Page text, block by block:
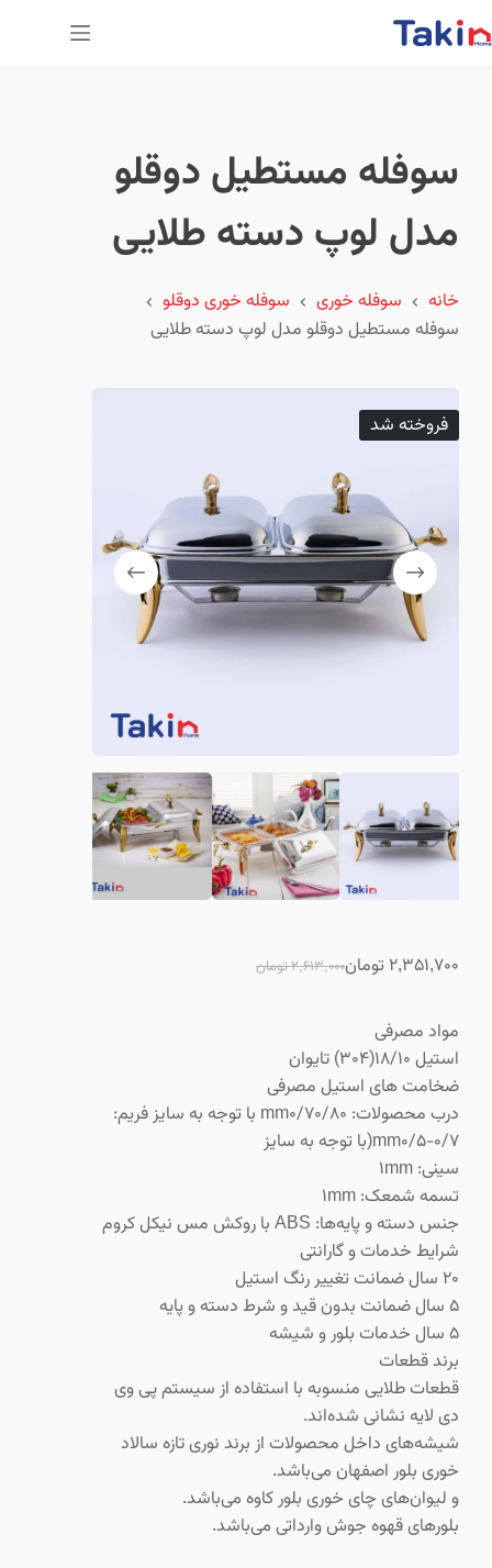
سوفله مستطيل دوقلو
مدل لوپ دسته طلایی
خانه سوفله خوری
سوفله خوری دوقلو
سوفله مستطيل دوقلو مدل لوپ دسته طلایی
فروخته شد
2,613,000تومان 2,351,700 تومان
مواد مصرفی
استیل ۱۸/۱۰(۳۰۴) تایوان
ضخامت های استیل مصرفی
درب محصولات: mm۰/۷۰/۸۰ با توجه به سایز فریم:
۰/۷-mm۰/۵(با توجه به سایز
سینی: 1mm
تسمه شمعک: 1mm
جنس دسته و پایه‌ها: ABS با روکش مس نیکل کروم
شرایط خدمات و گارانتی
۲۰ سال ضمانت تغییر رنگ استیل
۵ سال ضمانت بدون قید و شرط دسته و پایه
۵ سال خدمات بلور و شیشه
برند قطعات
قطعات طلایی منسوبه با استفاده از سیستم پی وی
دی لایه نشانی شده‌اند.
شیشه‌های داخل محصولات از برند نوری تازه سالاد
خوری بلور اصفهان می‌باشد.
و لیوان‌های چای خوری بلور کاوه می‌باشد.
بلورهای قهوه جوش وارداتی می‌باشد.